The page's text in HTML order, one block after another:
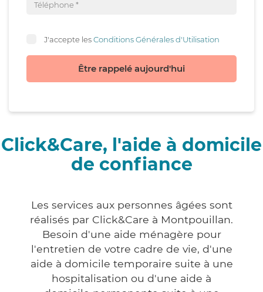
J'accepte lesConditions Générales d'Utilisation
Être rappelé aujourd'hui
Click&Care, l'aide à domicile
de confiance
Les services aux personnes âgées sont
réalisés par Click&Care à Montpouillan.
Besoin d'une aide ménagère pour
l'entretien de votre cadre de vie, d'une
aide à domicile temporaire suite à une
hospitalisation ou d'une aide à